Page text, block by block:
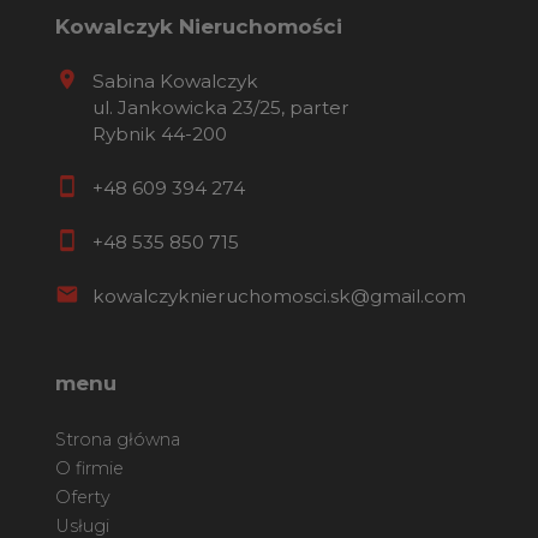
Kowalczyk Nieruchomości
Sabina Kowalczyk
ul. Jankowicka 23/25, parter
Rybnik 44-200
+48 609 394 274
+48 535 850 715
kowalczyknieruchomosci.sk@gmail.com
menu
Strona główna
O firmie
Oferty
Usługi